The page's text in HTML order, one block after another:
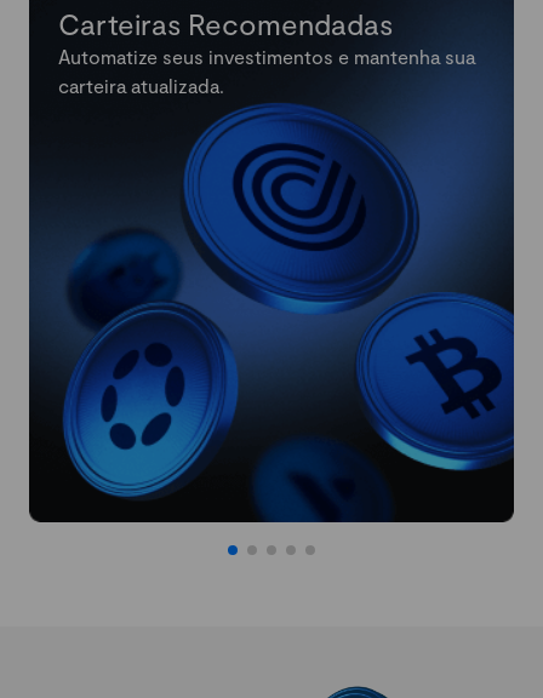
Carteiras Recomendadas
Automatize seus investimentos e mantenha sua
carteira atualizada.